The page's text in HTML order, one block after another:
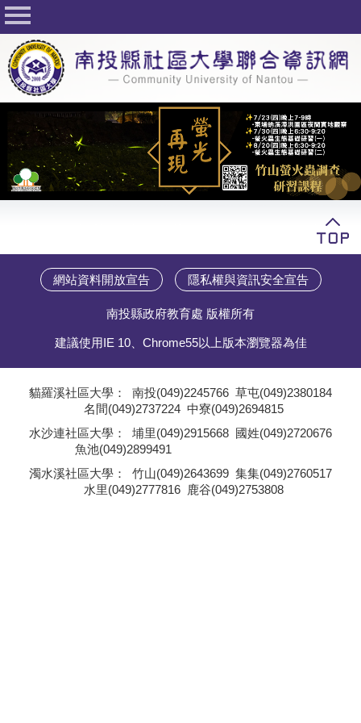
回首頁
關於社大
公佈欄
行事曆
最新活動
活動花絮
志工與社團
社大學習Q&A
學員專區
教師專區
網站資料開放宣告 隱私權與資訊安全宣告
南投縣政府教育處 版權所有
建議使用IE 10、Chrome55以上版本瀏覽器為佳
貓羅溪社區大學： 南投(049)2245766 草屯(049)2380184
名間(049)2737224 中寮(049)2694815
水沙連社區大學： 埔里(049)2915668 國姓(049)2720676
魚池(049)2899491
濁水溪社區大學： 竹山(049)2643699 集集(049)2760517
水里(049)2777816 鹿谷(049)2753808